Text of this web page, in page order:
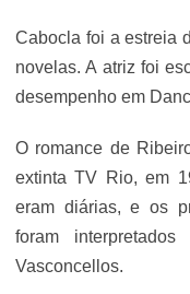
Cabocla foi a estreia
novelas. A atriz foi
desempenho em
O romance de
extinta TV Rio, em
eram diárias, e os
foram
Vasconcellos.